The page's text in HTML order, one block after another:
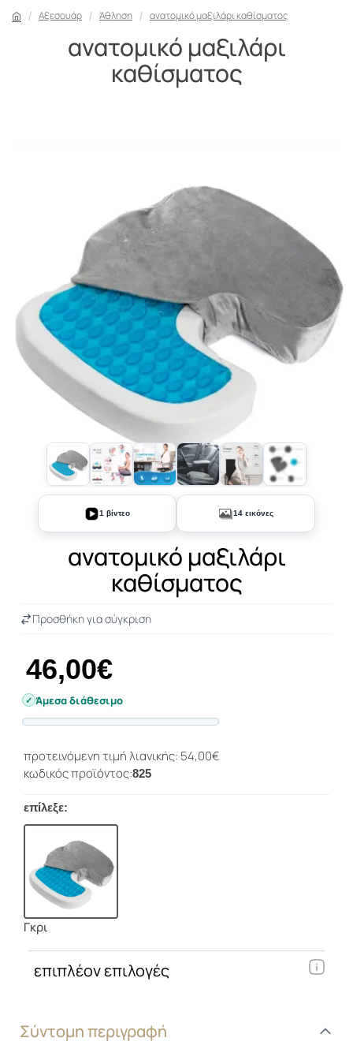
Αξεσουάρ Άθληση ανατομικό μαξιλάρι καθίσματος
ανατομικό μαξιλάρι
καθίσματος
+9
1 βίντεο 14 εικόνες
ανατομικό μαξιλάρι
καθίσματος
Σύντομη περιγραφή
46,00€
Άμεσα διάθεσιμο
Προσθήκη για σύγκριση
προτεινόμενη τιμή λιανικής: 54,00€
κωδικός προϊόντος:825
επίλεξε:
Γκρι
επιπλέον επιλογές